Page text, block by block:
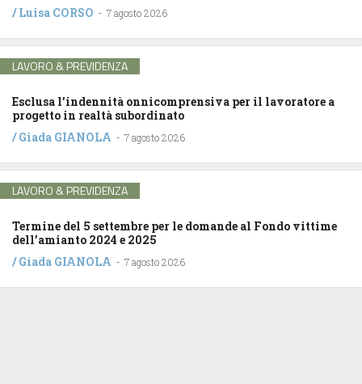
/Luisa CORSO - 7 agosto 2026
LAVORO & PREVIDENZA
Esclusa l’indennità onnicomprensiva per il lavoratore a
progetto in realtà subordinato
/Giada GIANOLA - 7 agosto 2026
LAVORO & PREVIDENZA
Termine del 5 settembre per le domande al Fondo vittime
dell’amianto 2024 e 2025
/Giada GIANOLA - 7 agosto 2026